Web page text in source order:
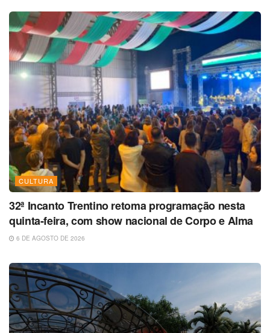
CULTURA
32ª Incanto Trentino retoma programação nesta
quinta-feira, com show nacional de Corpo e Alma
6 DE AGOSTO DE 2026